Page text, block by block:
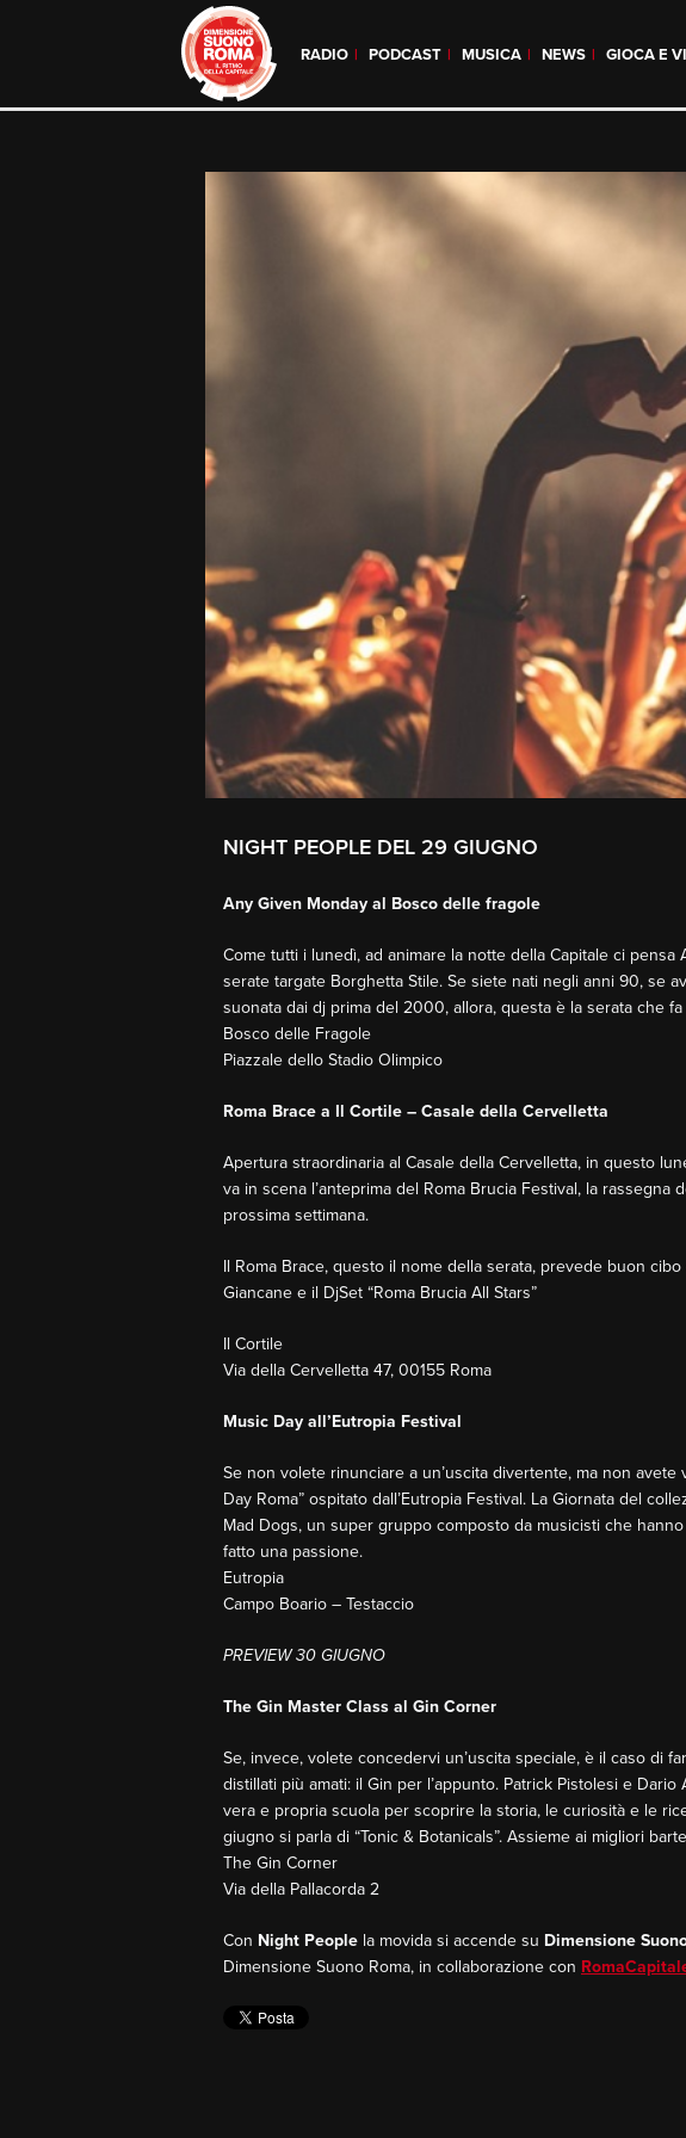
RADIO PODCAST MUSICA NEWS GIOCA E
NIGHT PEOPLE DEL 29 GIUGNO
Any Given Monday al Bosco delle fragole
Come tutti i lunedì, ad animare la notte della Capitale ci
serate targate Borghetta Stile. Se siete nati negli anni 90, se
suonata dai dj prima del 2000, allora, questa è la serata che
Bosco delle Fragole
Piazzale dello Stadio Olimpico
Roma Brace a Il Cortile – Casale della Cervelletta
Apertura straordinaria al Casale della Cervelletta, in questo
va in scena l’anteprima del Roma Brucia Festival, la
prossima settimana.
Il Roma Brace, questo il nome della serata, prevede buon
Giancane e il DjSet “Roma Brucia All Stars”
Il Cortile
Via della Cervelletta 47, 00155 Roma
Music Day all’Eutropia Festival
Se non volete rinunciare a un’uscita divertente, ma non
Day Roma” ospitato dall’Eutropia Festival. La Giornata del
Mad Dogs, un super gruppo composto da musicisti che
fatto una passione.
Eutropia
Campo Boario – Testaccio
PREVIEW 30 GIUGNO
The Gin Master Class al Gin Corner
Se, invece, volete concedervi un’uscita speciale, è il caso di
distillati più amati: il Gin per l’appunto. Patrick Pistolesi e
vera e propria scuola per scoprire la storia, le curiosità e le
giugno si parla di “Tonic & Botanicals”. Assieme ai migliori
The Gin Corner
Via della Pallacorda 2
Con Night People la movida si accende su Dimensione
Dimensione Suono Roma, in collaborazione con